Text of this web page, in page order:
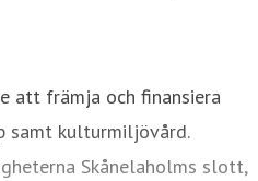
08-440 42 86
att främja och finansiera
samt kulturmiljövård.
Skånelaholms slott,